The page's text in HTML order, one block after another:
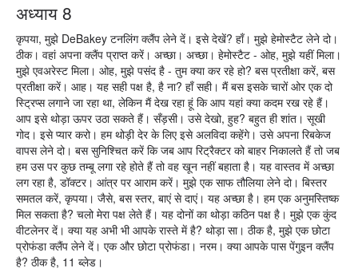
अध्याय 8
कृपया, मुझे DeBakey टनलिंग क्लैंप लेने दें। इसे देखें? हाँ। मुझे हेमोस्टैट लेने दो।
ठीक। वहां अपना क्लैंप प्राप्त करें। अच्छा। अच्छा। हेमोस्टैट - ओह, मुझे यहीं मिला।
मुझे एवअरेस्ट मिला। ओह, मुझे पसंद है - तुम क्या कर रहे हो? बस प्रतीक्षा करें, बस
प्रतीक्षा करें। आह। यह सही पक्ष है, है ना? हाँ सही। मैं बस इसके चारों ओर एक दो
स्ट्रिप्स लगाने जा रहा था, लेकिन मैं देख रहा हूं कि आप यहां क्या कदम रख रहे हैं।
आप इसे थोड़ा ऊपर उठा सकते हैं। सँड़सी। उसे देखो, हुह? बहुत ही शांत। सूखी
गोद। इसे प्यार करो। हम थोड़ी देर के लिए इसे अलविदा कहेंगे। उसे अपना रिबकेज
वापस लेने दो। बस सुनिश्चित करें कि जब आप रिट्रैक्टर को बाहर निकालते हैं तो जब
हम उस पर कुछ तम्बू लगा रहे होते हैं तो वह खून नहीं बहाता है। यह वास्तव में अच्छा
लग रहा है, डॉक्टर। आंत्र पर आराम करें। मुझे एक साफ तौलिया लेने दो। बिस्तर
समतल करें, कृपया। जैसे, बस स्तर, बाएं से दाएं। यह अच्छा है। हम एक अनुमस्तिष्क
मिल सकता है? चलो मेरा पक्ष लेते हैं। यह दोनों का थोड़ा कठिन पक्ष है। मुझे एक कुंद
वीटलेनर दें। क्या यह अभी भी आपके रास्ते में है? थोड़ा सा। ठीक है, मुझे एक छोटा
प्रोफंडा क्लैंप लेने दें। एक और छोटा प्रोफंडा। नरम। क्या आपके पास पेंगुइन क्लैंप
है? ठीक है, 11 ब्लेड।